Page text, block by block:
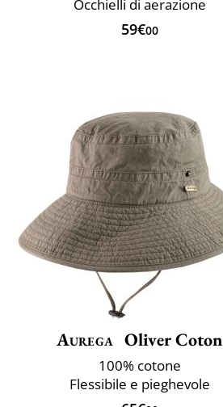
Occhielli di aerazione
59€00
Aurega Oliver Coton
100% cotone
Flessibile e pieghevole